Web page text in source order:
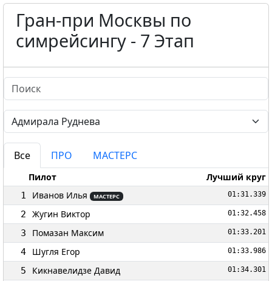
Гран-при Москвы по
симрейсингу - 7 Этап
Все ПРО МАСТЕРС
Пилот Лучший круг
1 Иванов Илья МАСТЕРС 01:31.339
2 Жугин Виктор 01:32.458
3 Помазан Максим 01:33.201
4 Шугля Егор 01:33.986
5 Кикнавелидзе Давид 01:34.301